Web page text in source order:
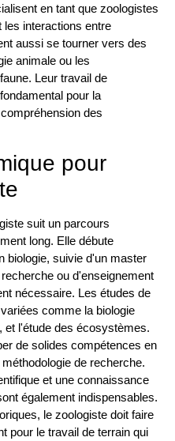
en tant que zoologistes
interactions entre
aussi se tourner vers des
animale ou les
Leur travail de
pour la
des
pour
suit un parcours
long. Elle débute
biologie, suivie d'un master
ou d'enseignement
nécessaire. Les études de
comme la biologie
et l'étude des écosystèmes.
de solides compétences en
de recherche.
et une connaissance
également indispensables.
le zoologiste doit faire
pour le travail de terrain qui